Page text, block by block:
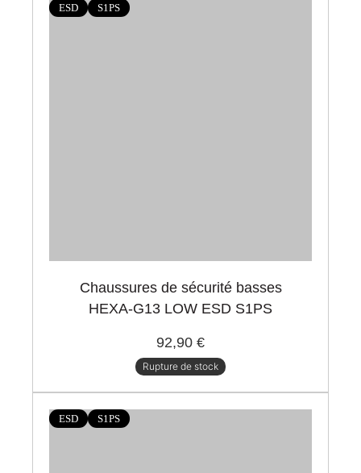
ESD S1PS
Chaussures de sécurité basses
HEXA-G13 LOW ESD S1PS
92,90 €
Rupture de stock
ESD S1PS
-30%